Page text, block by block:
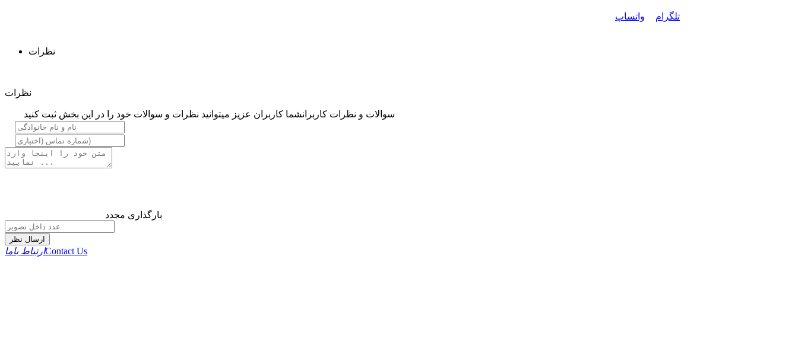
تلگرام واتساپ
نظرات
نظرات
سوالات و نظرات کاربرانشما کاربران عزیز میتوانید نظرات و سوالات خود را در این بخش ثبت کنید
بارگذاری مجدد
ارسال نظر
ارتباط باماContact Us